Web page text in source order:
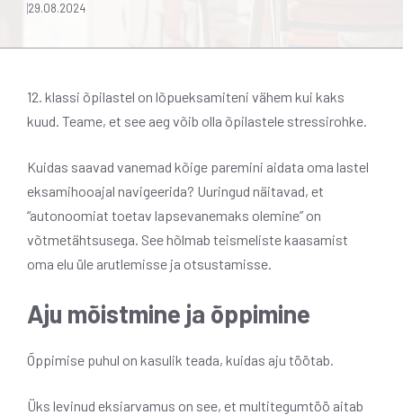
29.08.2024
12. klassi õpilastel on lõpueksamiteni vähem kui kaks
kuud. Teame, et see aeg võib olla õpilastele stressirohke.
Kuidas saavad vanemad kõige paremini aidata oma lastel
eksamihooajal navigeerida? Uuringud näitavad, et
“autonoomiat toetav lapsevanemaks olemine” on
võtmetähtsusega. See hõlmab teismeliste kaasamist
oma elu üle arutlemisse ja otsustamisse.
Aju mõistmine ja õppimine
Õppimise puhul on kasulik teada, kuidas aju töötab.
Üks levinud eksiarvamus on see, et multitegumtöö aitab